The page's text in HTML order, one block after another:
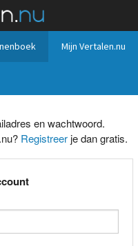
Mijn Vertalen.nu
en wachtwoord.
Registreerje dan gratis.